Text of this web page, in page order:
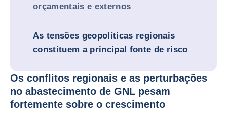
orçamentais e externos
As tensões geopolíticas regionais
constituem a principal fonte de risco
Os conflitos regionais e as perturbações
no abastecimento de GNL pesam
fortemente sobre o crescimento